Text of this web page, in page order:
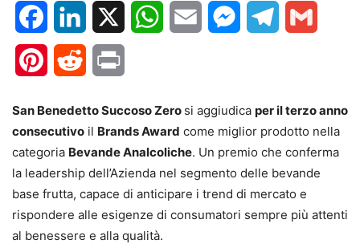
FacebookLinkedIn WhatsApp
Email MessengerTelegram
PinterestReddit
San Benedetto Succoso Zero si aggiudica per il terzo anno
consecutivo il Brands Award come miglior prodotto nella
categoria Bevande Analcoliche. Un premio che conferma
la leadership dell’Azienda nel segmento delle bevande
base frutta, capace di anticipare i trend di mercato e
rispondere alle esigenze di consumatori sempre più attenti
al benessere e alla qualità.